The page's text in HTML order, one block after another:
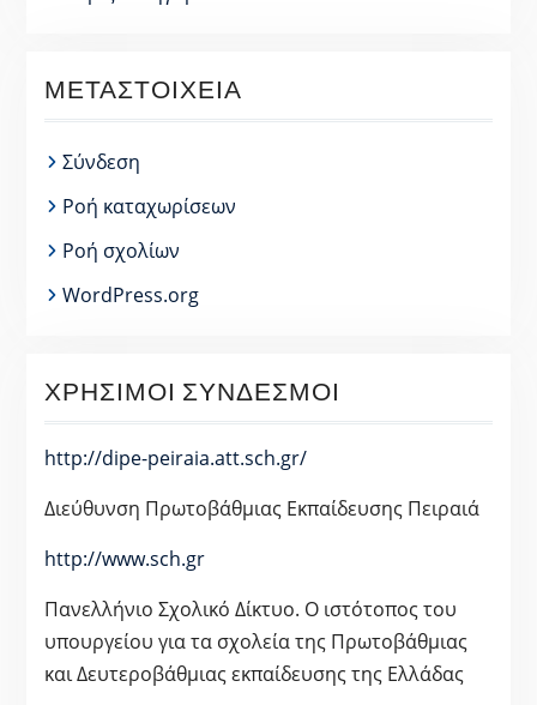
ΜΕΤΑΣΤΟΙΧΕΊΑ
Σύνδεση
Ροή καταχωρίσεων
Ροή σχολίων
WordPress.org
ΧΡΉΣΙΜΟΙ ΣΎΝΔΕΣΜΟΙ
http://dipe-peiraia.att.sch.gr/
Διεύθυνση Πρωτοβάθμιας Εκπαίδευσης Πειραιά
http://www.sch.gr
Πανελλήνιο Σχολικό Δίκτυο. Ο ιστότοπος του
υπουργείου για τα σχολεία της Πρωτοβάθμιας
και Δευτεροβάθμιας εκπαίδευσης της Ελλάδας